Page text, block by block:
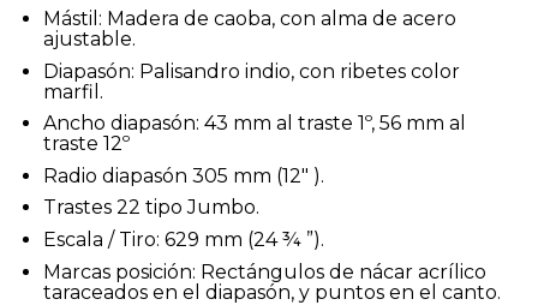
Mástil: Madera de caoba, con alma de acero
ajustable.
Diapasón: Palisandro indio, con ribetes color
marfil.
Ancho diapasón: 43 mm al traste 1º, 56 mm al
traste 12º
Radio diapasón 305 mm (12″ ).
Trastes 22 tipo Jumbo.
Escala / Tiro: 629 mm (24 ¾ ”).
Marcas posición: Rectángulos de nácar acrílico
taraceados en el diapasón, y puntos en el canto.